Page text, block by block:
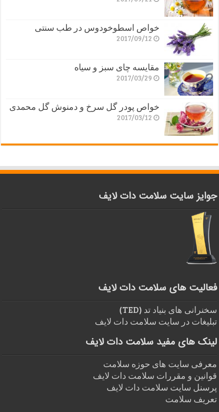
خواص اسطوخودوس در طب سنتی
2017/09/12
مقایسه چای سبز و سیاه
2017/03/29
خواص پودر گل سرخ و دمنوش گل محمدی
2017/03/12
جوایز سایت سلامت دات لایف
فعالیت های سلامت دات لایف
سخنرانی های بنیاد تد (TED)
تبلیغات در سایت سلامت دات لایف
لینک های مفید سلامت دات لایف
معرفی سایت های حوزه سلامت
قوانین و مقررات سلامت دات لایف
پرسنل سایت سلامت دات لایف
تعریف سلامت